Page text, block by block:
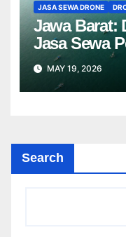
JASA SEWA DRONE
Jawa Barat:
Jasa Sewa
MAY 19, 2026
Search